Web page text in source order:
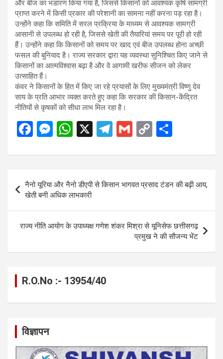
और बीज का भंडारण किया गया है, जिससे किसानों को आवश्यक कृषि सामग्री
प्राप्त करने में किसी प्रकार की परेशानी का सामना नहीं करना पड़ रहा है।
उन्होंने कहा कि समिति में सरल प्रक्रिया के माध्यम से आवश्यक सामग्री
आसानी से उपलब्ध हो रही है, जिससे खेती की तैयारियां समय पर पूरी हो रही
हैं। उन्होंने कहा कि किसानों को समय पर खाद एवं बीज उपलब्ध होना अच्छी
फसल की बुनियाद है। राज्य सरकार द्वारा यह व्यवस्था सुनिश्चित किए जाने से
किसानों का आत्मविश्वास बढ़ा है और वे आगामी खरीफ सीजन को लेकर
उत्साहित हैं।
कंवर ने किसानों के हित में किए जा रहे प्रयासों के लिए मुख्यमंत्री विष्णु देव
साय के प्रति आभार व्यक्त करते हुए कहा कि सरकार की किसान-केंद्रित
नीतियों से कृषकों को सीधा लाभ मिल रहा है।
F
ce
b
o
o
k
M
se
n
g
er
W
at
s
A
p
p
X
T
e
a
m
G
ail
C
py
Li
n
k
ar
e
Post
navigation
नैनो यूरिया और नैनो डीएपी से किसान भागवत प्रसाद टंडन की बढ़ी आय,
खेती बनी अधिक लाभकारी
राज्य नीति आयोग के उपाध्यक्ष गणेश शंकर मिश्रा से यूनिसेफ छत्तीसगढ़
प्रमुख ने की सौजन्य भेंट
R.O.No :- 13954/40
विज्ञापन